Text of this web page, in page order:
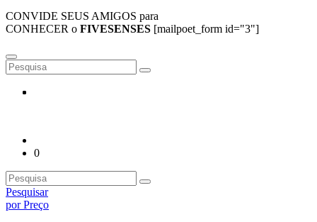
CONVIDE SEUS AMIGOS para
CONHECER o FIVESENSES [mailpoet_form id="3"]
0
Pesquisar
por Preço